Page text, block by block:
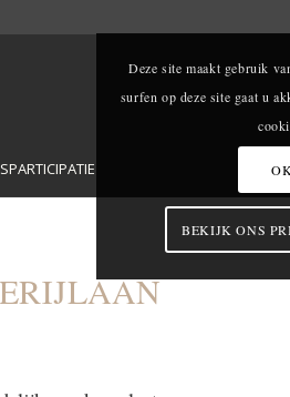
Deze site maakt gebruik
surfen op deze site gaat u
OK
BEKIJK ONS